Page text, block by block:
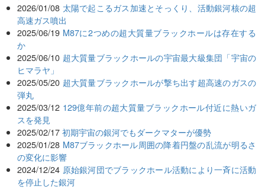
2026/01/08 太陽で起こるガス加速とそっくり、活動銀河核の超
高速ガス噴出
2025/06/19 M87に2つめの超大質量ブラックホールは存在する
か
2025/06/10 超大質量ブラックホールの宇宙最大級集団「宇宙の
ヒマラヤ」
2025/05/20 超大質量ブラックホールが撃ち出す超高速のガスの
弾丸
2025/03/12 129億年前の超大質量ブラックホール付近に熱いガ
スを発見
2025/02/17 初期宇宙の銀河でもダークマターが優勢
2025/01/28 M87ブラックホール周囲の降着円盤の乱流が明るさ
の変化に影響
2024/12/24 原始銀河団でブラックホール活動により一斉に活動
を停止した銀河